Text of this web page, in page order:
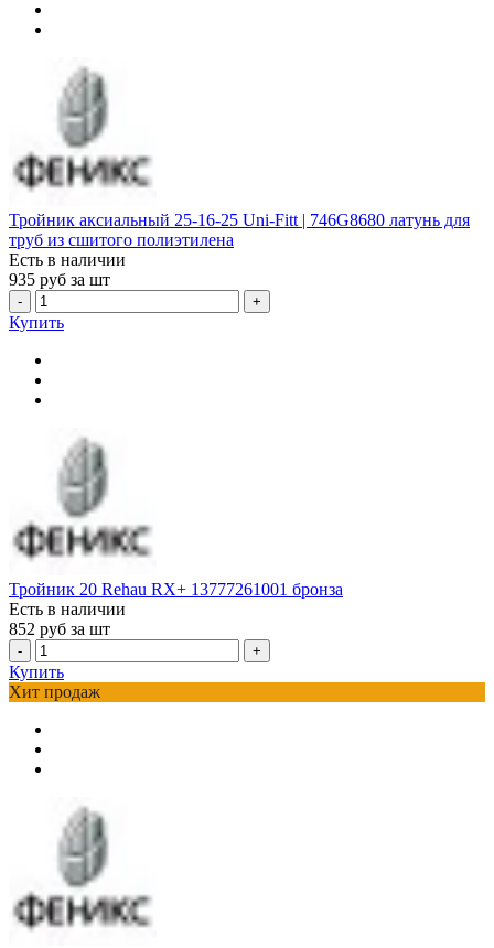
Тройник аксиальный 25-16-25 Uni-Fitt | 746G8680 латунь для
труб из сшитого полиэтилена
Есть в наличии
935 руб за шт
- +
Купить
Тройник 20 Rehau RX+ 13777261001 бронза
Есть в наличии
852 руб за шт
- +
Купить
Хит продаж